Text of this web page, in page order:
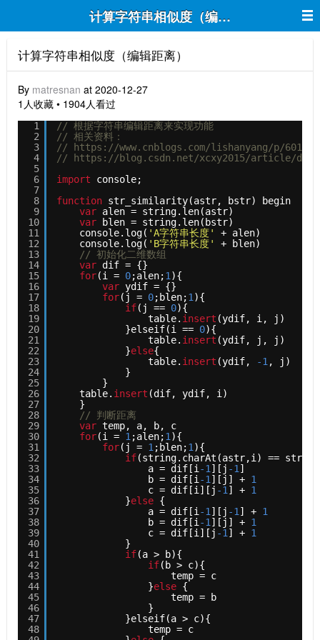
计算字符串相似度（编辑距离）
计算字符串相似度（编辑距离）
By matresnan at 2020-12-27
1人收藏 • 1904人看过
1
2
3
4
5
6
7
8
9
10
11
12
13
14
15
16
17
18
19
20
21
22
23
24
25
26
27
28
29
30
31
32
33
34
35
36
37
38
39
40
41
42
43
44
45
46
47
48
// 根据字符串编辑距离来实现功能
// 相关资料：
// https://www.cnblogs.com/lishanyang/p/
// https://blog.csdn.net/xcxy2015/article/
import
console;
function str_similarity(astr, bstr) begin
var alen = string.len(astr)
var
blen = string.len(bstr)
console.log( 'A字符串长度'
+ alen)
console.log( 'B字符串长度'
+ blen)
// 初始化二维数组
var dif = {}
for(i = 0;alen;1 ){
var ydif = {}
for(j = 0;blen;1 ){
if(j == 0){
table. insert (ydif, i, j)
}elseif(i == 0){
table. insert (ydif, j, j)
}else{
table. insert (ydif, -1 , j)
}
}
table. insert (dif, ydif, i)
}
// 判断距离
var temp, a, b, c
for(i = 1 ;alen;1 ){
for(j = 1 ;blen;1 ){
if(string.charAt(astr,i) ==
a = dif[i -1 ][j -1 ]
b = dif[i -1 ][j] + 1
c = dif[i][j -1 ] + 1
}else {
a = dif[i -1 ][j -1 ] + 1
b = dif[i -1 ][j] + 1
c = dif[i][j -1 ] + 1
}
if(a > b){
if(b > c){
temp = c
}else {
temp = b
}
}elseif(a > c){
temp = c